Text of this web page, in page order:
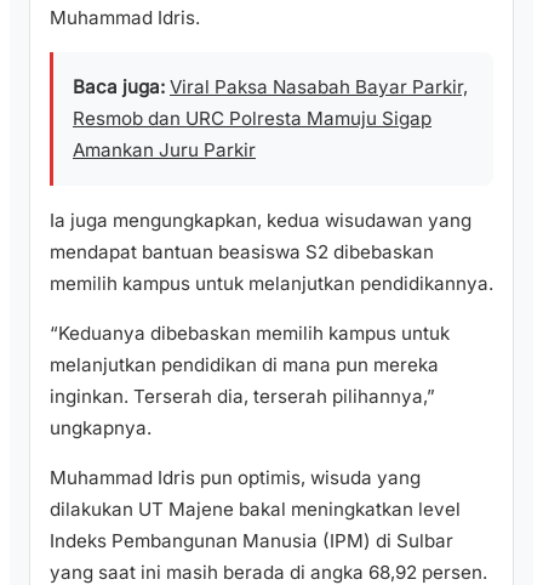
Muhammad Idris.
Baca juga: Viral Paksa Nasabah Bayar Parkir,
Resmob dan URC Polresta Mamuju Sigap
Amankan Juru Parkir
Ia juga mengungkapkan, kedua wisudawan yang
mendapat bantuan beasiswa S2 dibebaskan
memilih kampus untuk melanjutkan pendidikannya.
“Keduanya dibebaskan memilih kampus untuk
melanjutkan pendidikan di mana pun mereka
inginkan. Terserah dia, terserah pilihannya,”
ungkapnya.
Muhammad Idris pun optimis, wisuda yang
dilakukan UT Majene bakal meningkatkan level
Indeks Pembangunan Manusia (IPM) di Sulbar
yang saat ini masih berada di angka 68,92 persen.